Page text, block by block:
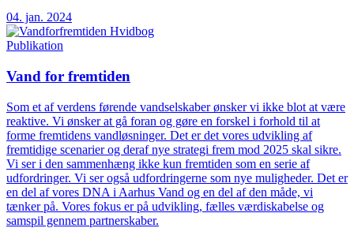
04. jan. 2024
Publikation
Vand for fremtiden
Som et af verdens førende vandselskaber ønsker vi ikke blot at være
reaktive. Vi ønsker at gå foran og gøre en forskel i forhold til at
forme fremtidens vandløsninger. Det er det vores udvikling af
fremtidige scenarier og deraf nye strategi frem mod 2025 skal sikre.
Vi ser i den sammenhæng ikke kun fremtiden som en serie af
udfordringer. Vi ser også udfordringerne som nye muligheder. Det er
en del af vores DNA i Aarhus Vand og en del af den måde, vi
tænker på. Vores fokus er på udvikling, fælles værdiskabelse og
samspil gennem partnerskaber.